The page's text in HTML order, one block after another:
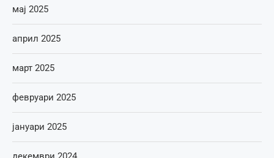
мај 2025
април 2025
март 2025
февруари 2025
јануари 2025